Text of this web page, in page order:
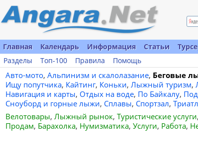
Главная Календарь Информация Статьи
Разделы
Топ-100 Правила Помощь
Авто-мото, Альпинизм и скалолазание, Беговые
Ищу попутчика, Кайтинг, Коньки, Лыжный туризм,
Навигация и карты, Отдых на воде, По Байкалу,
Сноуборд и горные лыжи, Сплавы, Спортзал,
Велотовары, Лыжный рынок, Туристические услуги,
Продам, Барахолка, Нумизматика, Услуги, Работа,